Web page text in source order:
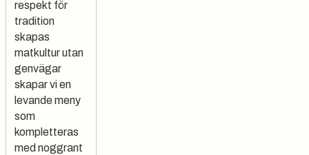
respekt för
tradition
skapas
matkultur utan
genvägar
skapar vi en
levande meny
som
kompletteras
med noggrant